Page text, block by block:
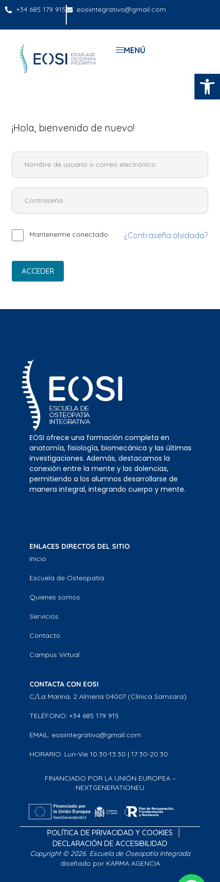
+34 685 179 915 eosiintegrativo@gmail.com
MENÚ
¡Hola, bienvenido de nuevo!
Mantenerme conectado ¿Contraseña olvidada?
ACCEDER
EOSI ofrece una formación completa en
anatomía, fisiología, biomecánica y las últimas
investigaciones. Además, destacamos la
conexión entre la mente y las dolencias,
permitiendo a los alumnos desarrollarse de
manera integral, integrando cuerpo y mente.
ENLACES DIRECTOS DEL SITIO
Inicio
Escuela de Osteopatía
Quienes somos
Servicios
Contacto
Campus Virtual
CONTACTA CON EOSI
C/La Marina, 2 Almería 04007 (Clínica Samsara)
TELÉFONO: +34 685 179 915
EMAIL: eosiintegrativo@gmail.com
HORARIO: Lun-Vie 10:30-13:30 | 17:30-20:30
FINANCIADO POR LA UNIÓN EUROPEA –
NEXTGENERATIONEU
POLÍTICA DE PRIVACIDAD Y COOKIES
DECLARACIÓN DE ACCESIBILIDAD
Copyright © 2026. Escuela de Oseopatía Integrada
diseñado por KARMA AGENCIA